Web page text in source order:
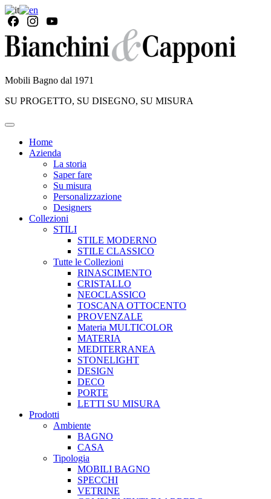
Mobili Bagno dal 1971
SU PROGETTO, SU DISEGNO, SU MISURA
Home
Azienda
La storia
Saper fare
Su misura
Personalizzazione
Designers
Collezioni
STILI
STILE MODERNO
STILE CLASSICO
Tutte le Collezioni
RINASCIMENTO
CRISTALLO
NEOCLASSICO
TOSCANA OTTOCENTO
PROVENZALE
Materia MULTICOLOR
MATERIA
MEDITERRANEA
STONELIGHT
DESIGN
DECO
PORTE
LETTI SU MISURA
Prodotti
Ambiente
BAGNO
CASA
Tipologia
MOBILI BAGNO
SPECCHI
VETRINE